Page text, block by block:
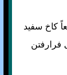
کاخ سفيد
فرارفتن